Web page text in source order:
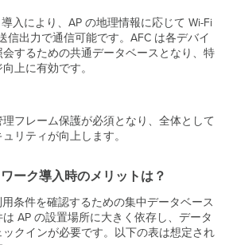
入により、AP の地理情報に応じて Wi-Fi
信出力で通信可能です。AFC は各デバイ
するための共通データベースとなり、特
上に有効です。
理フレーム保護が必須となり、全体として
リティが向上します。
ーク導入時のメリットは？
条件を確認するための集中データベース
AP の設置場所に大きく依存し、データ
クインが必要です。以下の表は想定され